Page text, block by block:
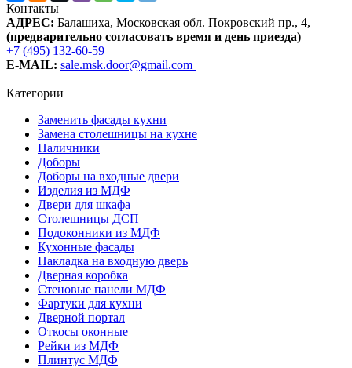
Контакты
АДРЕС: Балашиха, Московская обл. Покровский пр., 4,
(предварительно согласовать время и день приезда)
+7 (495) 132-60-59
E-MAIL: sale.msk.door@gmail.com
Категории
Заменить фасады кухни
Замена столешницы на кухне
Наличники
Доборы
Доборы на входные двери
Изделия из МДФ
Двери для шкафа
Столешницы ДСП
Подоконники из МДФ
Кухонные фасады
Накладка на входную дверь
Дверная коробка
Стеновые панели МДФ
Фартуки для кухни
Дверной портал
Откосы оконные
Рейки из МДФ
Плинтус МДФ